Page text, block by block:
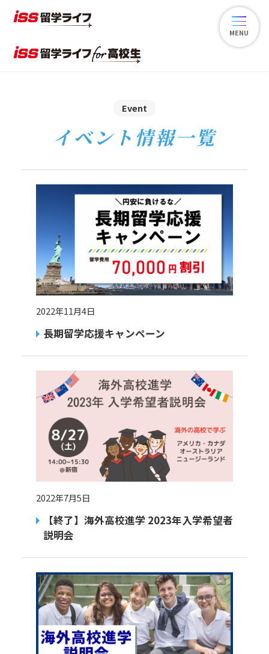
MENU
MENU
Event
イベント情報一覧
2022年11月4日
長期留学応援キャンペーン
2022年7月5日
【終了】海外高校進学 2023年入学希望者
説明会